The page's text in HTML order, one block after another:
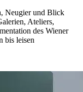
Neugier und Blick
Ateliers,
des Wiener
bis leisen